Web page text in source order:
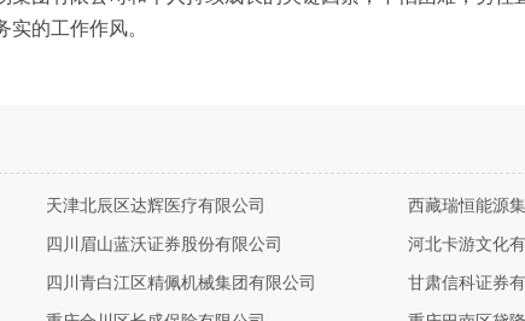
的工作作风。
天津北辰区达辉医疗有限公司 西藏瑞恒能源
四川眉山蓝沃证券股份有限公司 河北卡游文化
四川青白江区精佩机械集团有限公司 甘肃信科证券